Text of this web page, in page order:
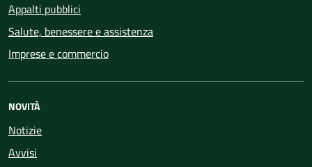
Appalti pubblici
Salute, benessere e assistenza
Imprese e commercio
NOVITÀ
Notizie
Avvisi